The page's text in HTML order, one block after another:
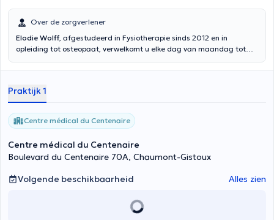
Over de zorgverlener
Elodie Wolff, afgestudeerd in Fysiotherapie sinds 2012 en in
opleiding tot osteopaat, verwelkomt u elke dag van maandag tot
(Chaumont-Gistoux). Als attente fysiotherapeut die altijd naar de
traumatisch, postoperatief letsel, enz.), Evenals zorg in verband met
zwangerschap en bevalling, zowel voor de moeder als voor het kind.
Praktijk 1
Centre médical du Centenaire
Centre médical du Centenaire
Boulevard du Centenaire 70A, Chaumont-Gistoux
Volgende beschikbaarheid
Alles zien